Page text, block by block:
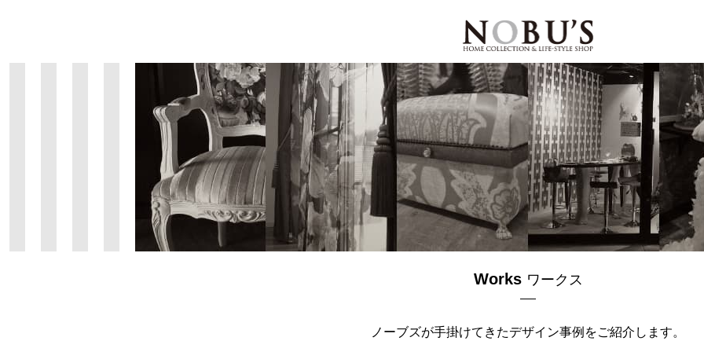
Works ワークス
ノーブズが手掛けてきたデザイン事例をご紹介します。